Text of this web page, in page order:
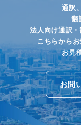
通訳
翻
法人向け通訳・
こちらからお
お見
お問